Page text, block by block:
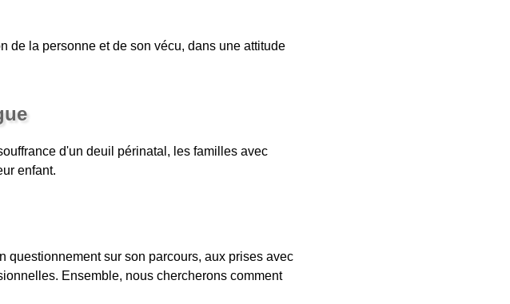
de la personne et de son vécu, dans une attitude
d'un deuil périnatal, les familles avec
enfant.
questionnement sur son parcours, aux prises avec
Ensemble, nous chercherons comment